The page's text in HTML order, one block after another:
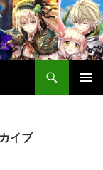
イブ